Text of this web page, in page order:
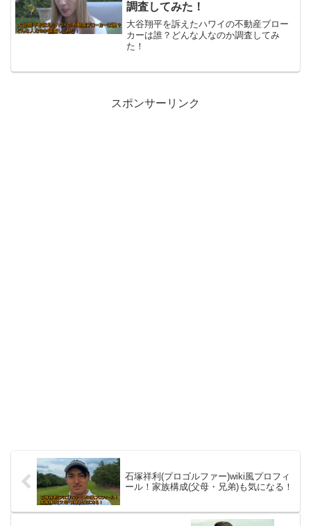
調査してみた！
大谷翔平を訴えたハワイの不動産ブロー
カーは誰？どんな人なのか調査してみ
た！
スポンサーリンク
石塚祥利(プロゴルファー)wiki風プロフィ
ール！家族構成(父母・兄弟)も気になる！